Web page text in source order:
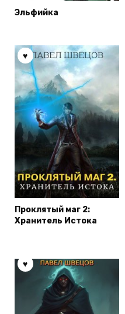
Эльфийка
Проклятый маг 2:
Хранитель Истока